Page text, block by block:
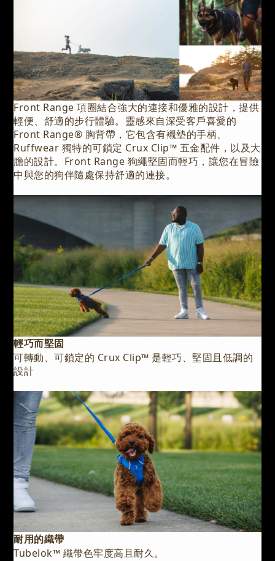
Front Range 項圈結合強大的連接和優雅的設計，提供
輕便、舒適的步行體驗。靈感來自深受客戶喜愛的
Front Range® 胸背帶，它包含有襯墊的手柄、
Ruffwear 獨特的可鎖定 Crux Clip™ 五金配件，以及大
膽的設計。Front Range 狗繩堅固而輕巧，讓您在冒險
中與您的狗伴隨處保持舒適的連接。
輕巧而堅固
可轉動、可鎖定的 Crux Clip™️ 是輕巧、堅固且低調的
設計
耐用的織帶
Tubelok™️ 織帶色牢度高且耐久。